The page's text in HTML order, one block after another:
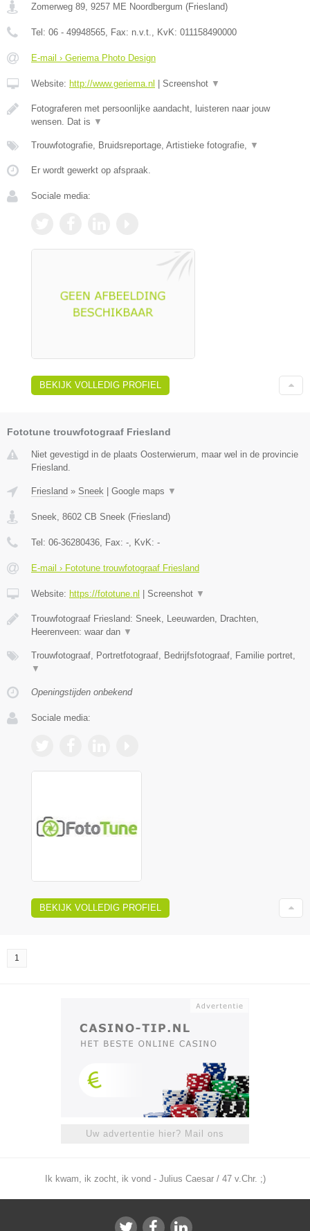
Zomerweg 89 9257 ME Noordbergum (Friesland)
Tel: 06 - 49948565 , Fax: n.v.t. , KvK: 011158490000
E-mail › Geriema Photo Design
Website: http://www.geriema.nl Screenshot ▼
Fotograferen met persoonlijke aandacht, luisteren naar jouw
wensen. Dat is ▼
Trouwfotografie, Bruidsreportage, Artistieke fotografie, ▼
Er wordt gewerkt op afspraak.
Sociale media:
BEKIJK VOLLEDIG PROFIEL
Fototune trouwfotograaf Friesland
Niet gevestigd in de plaats Oosterwierum, maar wel in de provincie
Friesland.
Friesland » Sneek | Google maps ▼
Sneek 8602 CB Sneek (Friesland)
Tel: 06-36280436 , Fax: - , KvK: -
E-mail › Fototune trouwfotograaf Friesland
Website: https://fototune.nl | Screenshot ▼
Trouwfotograaf Friesland: Sneek, Leeuwarden, Drachten,
Heerenveen: waar dan ▼
Trouwfotograaf, Portretfotograaf, Bedrijfsfotograaf, Familie portret,
▼
Openingstijden onbekend
Sociale media:
BEKIJK VOLLEDIG PROFIEL
1
Uw advertentie hier? Mail ons
Ik kwam, ik zocht, ik vond - Julius Caesar / 47 v.Chr. ;)